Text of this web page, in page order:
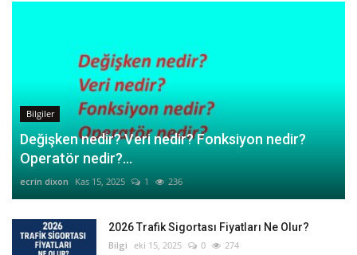
Bilgiler
Değişken nedir? Veri nedir? Fonksiyon nedir?
Operatör nedir?...
ecrin dixon Kas 15, 2025 1 236
2026 Trafik Sigortası Fiyatları Ne Olur?
Bilgi eki 15, 2025 0 274